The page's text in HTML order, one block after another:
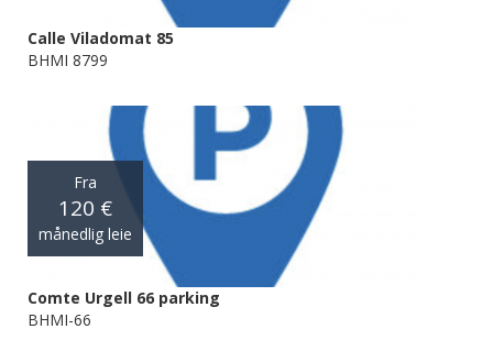
Calle Viladomat 85
BHMI 8799
Fra
120 €
månedlig leie
Comte Urgell 66 parking
BHMI-66